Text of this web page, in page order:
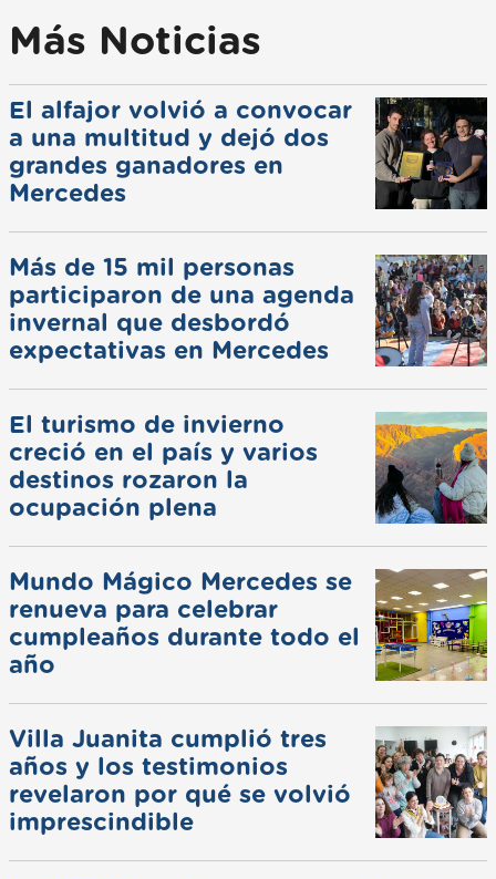
Más Noticias
El alfajor volvió a convocar
a una multitud y dejó dos
grandes ganadores en
Mercedes
Más de 15 mil personas
participaron de una agenda
invernal que desbordó
expectativas en Mercedes
El turismo de invierno
creció en el país y varios
destinos rozaron la
ocupación plena
Mundo Mágico Mercedes se
renueva para celebrar
cumpleaños durante todo el
año
Villa Juanita cumplió tres
años y los testimonios
revelaron por qué se volvió
imprescindible